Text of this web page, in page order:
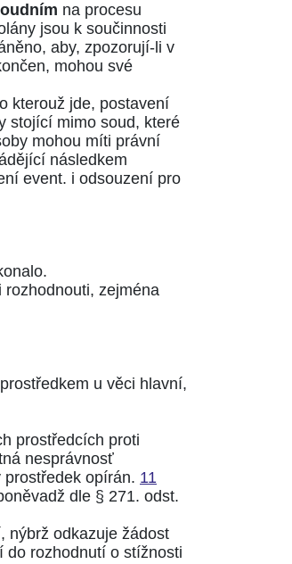
na procesu
jsou k součinnosti
aby, zpozorují-li v
mohou své
kterouž jde, postavení
stojící mimo soud, které
mohou míti právní
následkem
event. i odsouzení pro
zejména
u věci hlavní,
prostředcích proti
nesprávnosť
opírán. 11
dle § 271. odst.
nýbrž odkazuje žádost
do rozhodnutí o stížnosti